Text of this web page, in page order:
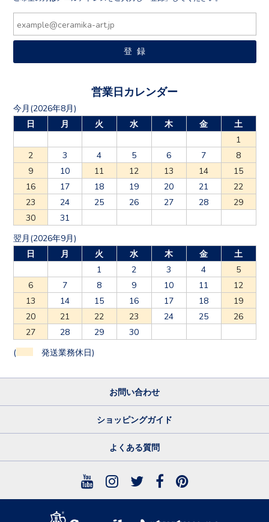
営業日カレンダー
今月(2026年8月)
日
月 火 水 木 金
土
1
2
3 4 5 6 7
8
9
10 11 12 13 14
15
16
17 18 19 20 21
22
23
24 25 26 27 28
29
30
31
翌月(2026年9月)
日
月 火 水 木 金
土
1
2 3 4
5
6
7 8 9 10 11
12
13
14 15 16 17 18
19
20
21 22 23 24 25
26
27
28 29 30
( 発送業務休日)
お問い合わせ
ショッピングガイド
よくある質問